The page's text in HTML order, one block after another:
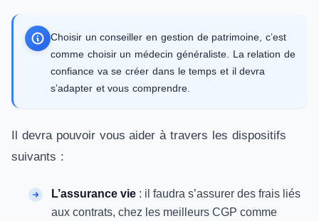
Choisir un conseiller en gestion de patrimoine, c’est
comme choisir un médecin généraliste. La relation de
confiance va se créer dans le temps et il devra
s’adapter et vous comprendre.
Il devra pouvoir vous aider à travers les dispositifs
suivants :
L’assurance vie : il faudra s’assurer des frais liés
aux contrats, chez les meilleurs CGP comme